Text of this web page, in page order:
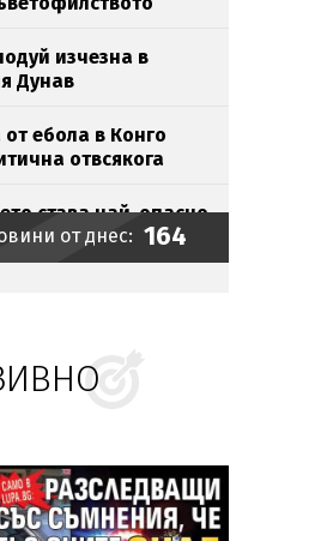
изчезна в
Дунав
ебола в Конго
отвсякога
става най-опасно
с години
в държавните
Той е долен
от днес: 164